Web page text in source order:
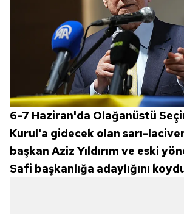
6-7 Haziran'da Olağanüstü
Kurul'a gidecek olan sarı-
başkan Aziz Yıldırım ve eski
Safi başkanlığa adaylığını